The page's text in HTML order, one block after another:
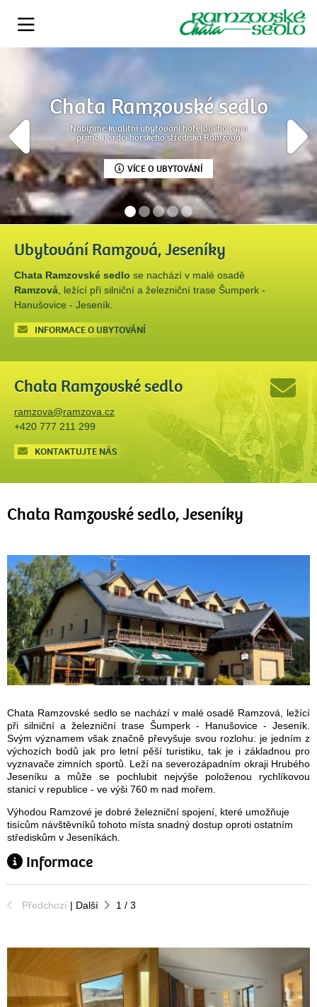
Chata Ramzovské sedlo
Nabízíme kvalitní ubytování hotelového typu
přímo v srdci horského střediska Ramzová
VÍCE O UBYTOVÁNÍ
Vánoce
Ubytování Ramzová, Jeseníky
Chata Ramzovské sedlo se nachází v malé osadě
Ramzová , ležící při silniční a železniční trase Šumperk -
Hanušovice - Jeseník.
INFORMACE O UBYTOVÁNÍ
Chata Ramzovské sedlo
ramzova@ramzova.cz
+420 777 211 299
KONTAKTUJTE NÁS
Chata Ramzovské sedlo, Jeseníky
Chata Ramzovské sedlo se nachází v malé osadě Ramzová, ležící
při silniční a železniční trase Šumperk - Hanušovice - Jeseník.
Svým významem však značně převyšuje svou rozlohu: je jedním z
výchozích bodů jak pro letní pěší turistiku, tak je i základnou pro
vyznavače zimních sportů. Leží na severozápadním okraji Hrubého
Jeseníku a může se pochlubit nejvýše položenou rychlíkovou
stanicí v republice - ve výši 760 m nad mořem.
Výhodou Ramzové je dobré železniční spojení, které umožňuje
tisícům návštěvníků tohoto místa snadný dostup oproti ostatním
střediskům v Jeseníkách.
Informace
Předchozí | Další 1 / 3